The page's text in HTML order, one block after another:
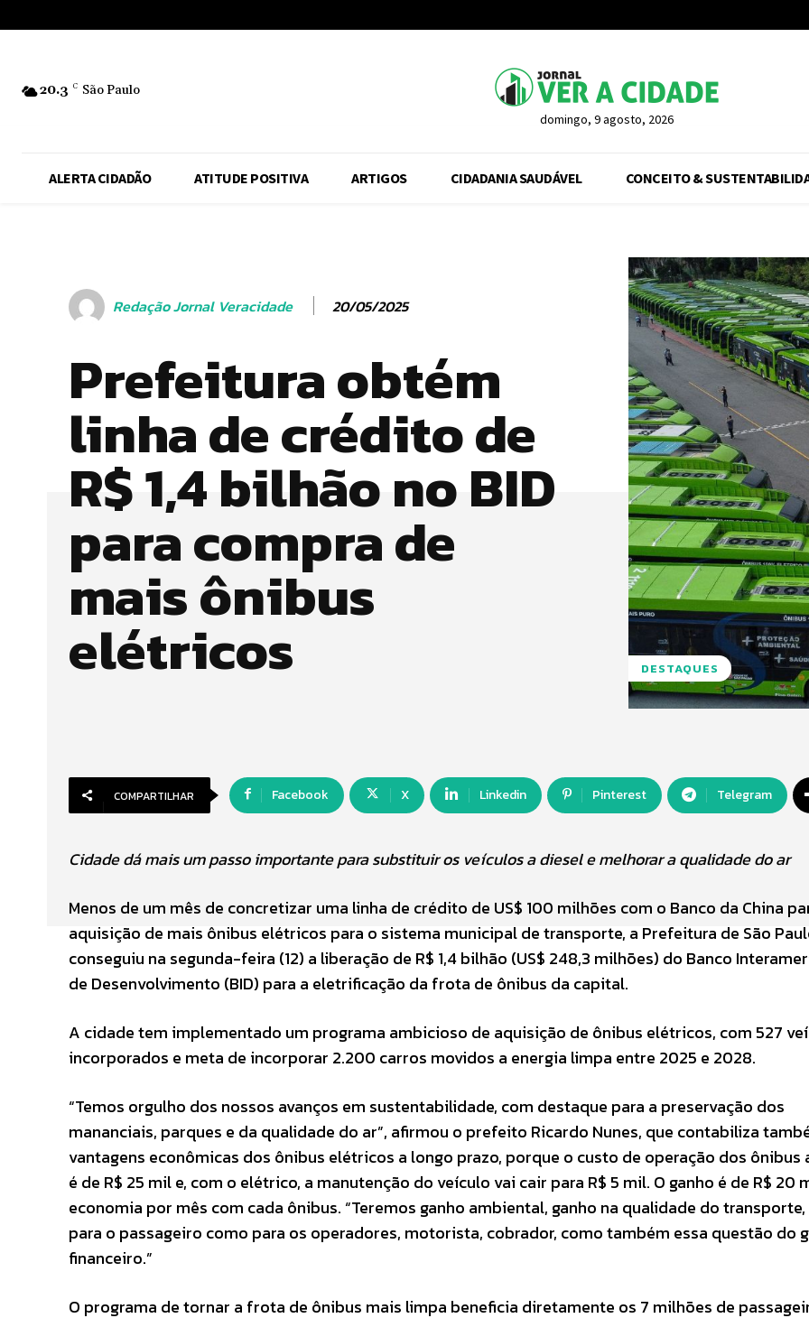
20.3 C São Paulo
domingo, 9 agosto, 2026
ALERTA CIDADÃO ATITUDE POSITIVA ARTIGOS CIDADANIA SAUDÁVEL CONCEITO &
Redação Jornal Veracidade 20/05/2025
Prefeitura obtém
linha de crédito de
R$ 1,4 bilhão no BID
para compra de
mais ônibus
elétricos DESTAQUES
COMPARTILHAR Facebook X Linkedin Pinterest Telegram
Cidade dá mais um passo importante para substituir os veículos a diesel e melhorar a qualidade do ar
Menos de um mês de concretizar uma linha de crédito de US$ 100 milhões com o Banco da China
aquisição de mais ônibus elétricos para o sistema municipal de transporte, a Prefeitura de São
conseguiu na segunda-feira (12) a liberação de R$ 1,4 bilhão (US$ 248,3 milhões) do Banco
de Desenvolvimento (BID) para a eletrificação da frota de ônibus da capital.
A cidade tem implementado um programa ambicioso de aquisição de ônibus elétricos, com 527
incorporados e meta de incorporar 2.200 carros movidos a energia limpa entre 2025 e 2028.
“Temos orgulho dos nossos avanços em sustentabilidade, com destaque para a preservação dos
mananciais, parques e da qualidade do ar”, afirmou o prefeito Ricardo Nunes, que contabiliza
vantagens econômicas dos ônibus elétricos a longo prazo, porque o custo de operação dos ônibus
é de R$ 25 mil e, com o elétrico, a manutenção do veículo vai cair para R$ 5 mil. O ganho é de R$ 20
economia por mês com cada ônibus. “Teremos ganho ambiental, ganho na qualidade do
para o passageiro como para os operadores, motorista, cobrador, como também essa questão do
financeiro.”
O programa de tornar a frota de ônibus mais limpa beneficia diretamente os 7 milhões de